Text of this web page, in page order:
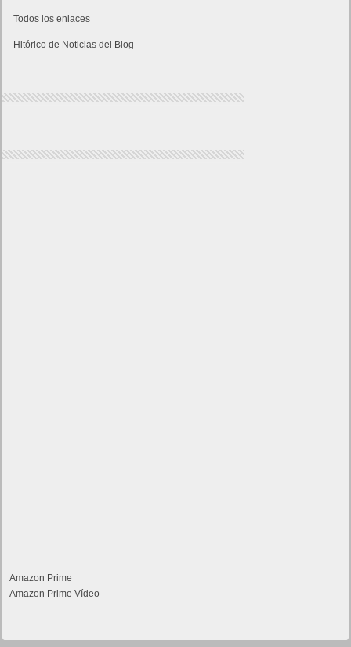
Todos los enlaces
Hitórico de Noticias del Blog
Amazon Prime
Amazon Prime Vídeo